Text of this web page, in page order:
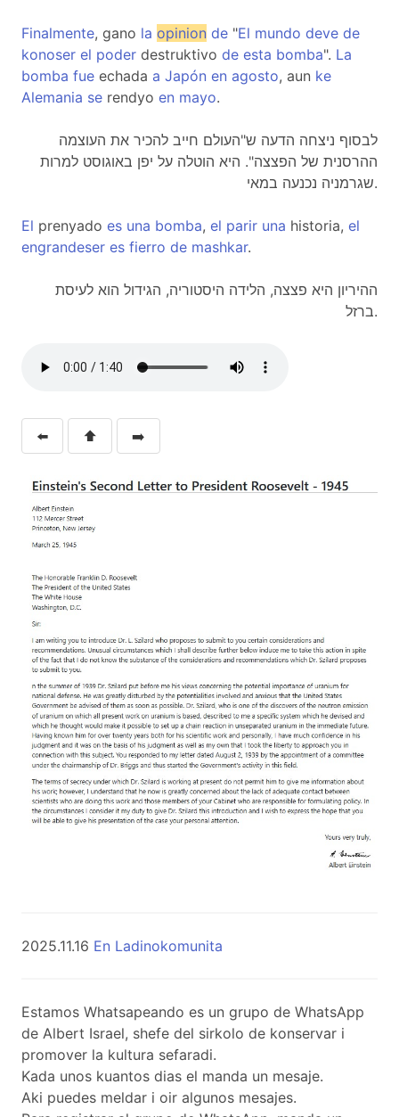
Finalmente, gano la opinion de "El mundo deve de
konoser el poder destruktivo de esta bomba". La
bomba fue echada a Japón en agosto, aun ke
Alemania se rendyo en mayo.
לבסוף ניצחה הדעה ש"העולם חייב להכיר את העוצמה
ההרסנית של הפצצה". היא הוטלה על יפן באוגוסט למרות
שגרמניה נכנעה במאי.
El prenyado es una bomba, el parir una historia, el
engrandeser es fierro de mashkar.
ההיריון היא פצצה, הלידה היסטוריה, הגידול הוא לעיסת
ברזל.
⬅️ ⬆️ ➡️
2025.11.16 En Ladinokomunita
Estamos Whatsapeando es un grupo de WhatsApp
de Albert Israel, shefe del sirkolo de konservar i
promover la kultura sefaradi.
Kada unos kuantos dias el manda un mesaje.
Aki puedes meldar i oir algunos mesajes.